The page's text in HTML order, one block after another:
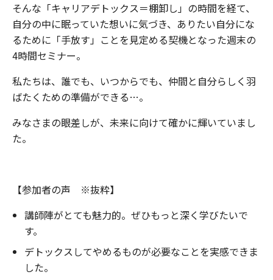
そんな「キャリアデトックス＝棚卸し」の時間を経て、
自分の中に眠っていた想いに気づき、ありたい自分にな
るために「手放す」ことを見定める契機となった週末の
4時間セミナー。
私たちは、誰でも、いつからでも、仲間と自分らしく羽
ばたくための準備ができる…。
みなさまの眼差しが、未来に向けて確かに輝いていまし
た。
【参加者の声 ※抜粋】
講師陣がとても魅力的。ぜひもっと深く学びたいで
す。
デトックスしてやめるものが必要なことを実感できま
した。